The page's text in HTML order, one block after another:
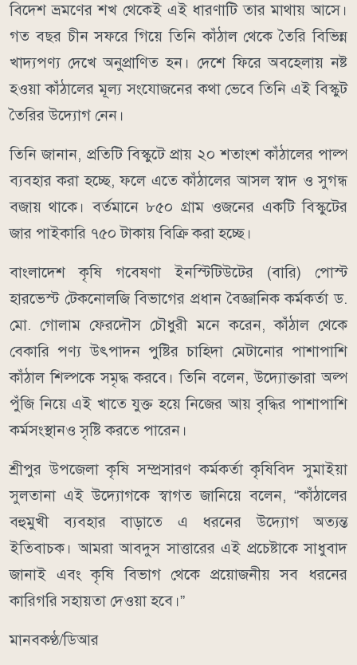
বিদেশ ভ্রমণের শখ থেকেই এই ধারণাটি তার মাথায় আসে।
গত বছর চীন সফরে গিয়ে তিনি কাঁঠাল থেকে তৈরি বিভিন্ন
খাদ্যপণ্য দেখে অনুপ্রাণিত হন। দেশে ফিরে অবহেলায় নষ্ট
হওয়া কাঁঠালের মূল্য সংযোজনের কথা ভেবে তিনি এই বিস্কুট
তৈরির উদ্যোগ নেন।
তিনি জানান, প্রতিটি বিস্কুটে প্রায় ২০ শতাংশ কাঁঠালের পাল্প
ব্যবহার করা হচ্ছে, ফলে এতে কাঁঠালের আসল স্বাদ ও সুগন্ধ
বজায় থাকে। বর্তমানে ৮৫০ গ্রাম ওজনের একটি বিস্কুটের
জার পাইকারি ৭৫০ টাকায় বিক্রি করা হচ্ছে।
বাংলাদেশ কৃষি গবেষণা ইনস্টিটিউটের (বারি) পোস্ট
হারভেস্ট টেকনোলজি বিভাগের প্রধান বৈজ্ঞানিক কর্মকর্তা ড.
মো. গোলাম ফেরদৌস চৌধুরী মনে করেন, কাঁঠাল থেকে
বেকারি পণ্য উৎপাদন পুষ্টির চাহিদা মেটানোর পাশাপাশি
কাঁঠাল শিল্পকে সমৃদ্ধ করবে। তিনি বলেন, উদ্যোক্তারা অল্প
পুঁজি নিয়ে এই খাতে যুক্ত হয়ে নিজের আয় বৃদ্ধির পাশাপাশি
কর্মসংস্থানও সৃষ্টি করতে পারেন।
শ্রীপুর উপজেলা কৃষি সম্প্রসারণ কর্মকর্তা কৃষিবিদ সুমাইয়া
সুলতানা এই উদ্যোগকে স্বাগত জানিয়ে বলেন, “কাঁঠালের
বহুমুখী ব্যবহার বাড়াতে এ ধরনের উদ্যোগ অত্যন্ত
ইতিবাচক। আমরা আবদুস সাত্তারের এই প্রচেষ্টাকে সাধুবাদ
জানাই এবং কৃষি বিভাগ থেকে প্রয়োজনীয় সব ধরনের
কারিগরি সহায়তা দেওয়া হবে।”
মানবকণ্ঠ/ডিআর